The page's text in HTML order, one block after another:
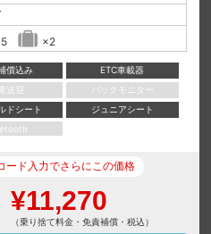
×2
償込み
ETC車載器
送迎
バックモニター
ドシート
ジュニアシート
ード入力でさらにこの価格
¥11,270
（乗り捨て料金・免責補償・税込）